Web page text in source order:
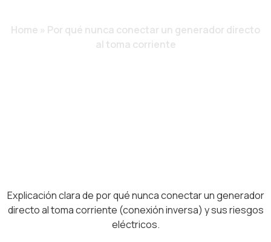
Home » Por qué nunca conectar un generador directo
al toma corriente
Explicación clara de por qué nunca conectar un generador
directo al toma corriente (conexión inversa) y sus riesgos
eléctricos.